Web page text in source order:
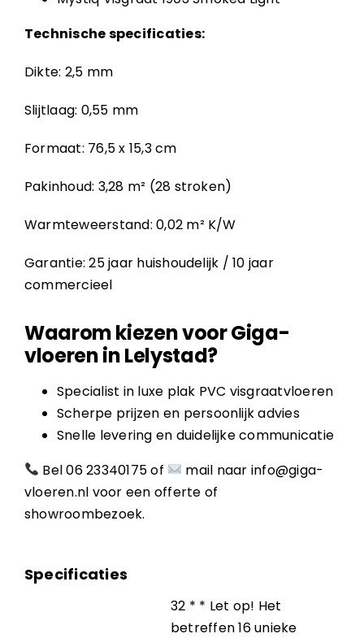
Technische specificaties:
Dikte: 2,5 mm
Slijtlaag: 0,55 mm
Formaat: 76,5 x 15,3 cm
Pakinhoud: 3,28 m² (28 stroken)
Warmteweerstand: 0,02 m² K/W
Garantie: 25 jaar huishoudelijk / 10 jaar
commercieel
Waarom kiezen voor Giga-
vloeren in Lelystad?
Specialist in luxe plak PVC visgraatvloeren
Scherpe prijzen en persoonlijk advies
Snelle levering en duidelijke communicatie
Bel06 23340175of mail naar info@giga-
vloeren.nl voor een offerte of
showroombezoek.
Specificaties
32 * * Let op! Het
betreffen 16 unieke